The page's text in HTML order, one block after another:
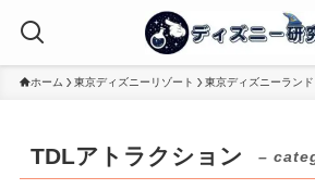
ホーム 東京ディズニーリゾート 東京ディズニーランド
TDLアトラクション –